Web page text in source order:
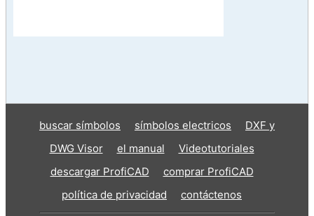
buscar símbolos símbolos electricos
DXF y
DWG Visor
el manual
Videotutoriales
descargar ProfiCAD
comprar ProfiCAD
política de privacidad
contáctenos